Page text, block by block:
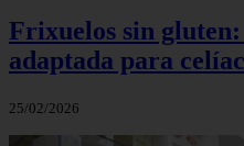
Frixuelos sin
adaptada para
25/02/2026